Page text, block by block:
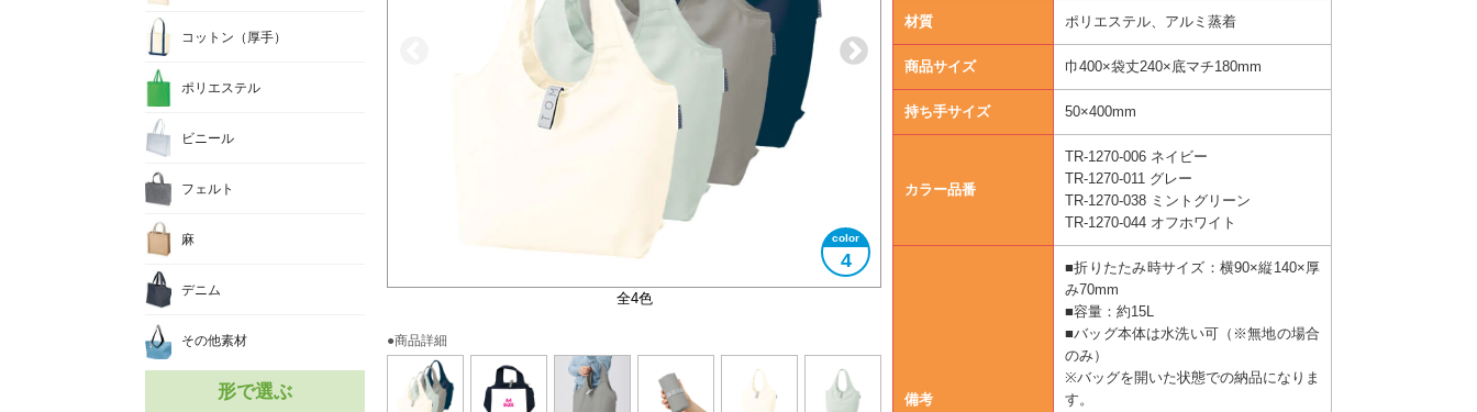
全4色
4
A4サイズ対応
大きさイメージ
コンパクトに折りたたむことができます
●商品詳細
材質 ポリエステル、アルミ蒸着
商品サイズ 巾400×袋丈240×底マチ180mm
持ち手サイズ 50×400mm
カラー品番
TR-1270-006 ネイビー
TR-1270-011 グレー
TR-1270-038 ミントグリーン
TR-1270-044 オフホワイト
備考
■折りたたみ時サイズ：横90×縦140×厚
み70mm
■容量：約15L
■バッグ本体は水洗い可（※無地の場合
のみ）
※バッグを開いた状態での納品になりま
す。
コットン（厚手）
ポリエステル
ビニール
フェルト
麻
デニム
その他素材
形で選ぶ